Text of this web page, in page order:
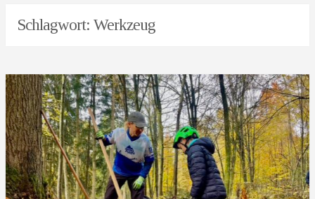
Schlagwort: Werkzeug